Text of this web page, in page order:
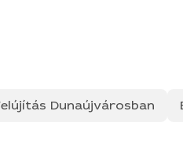
Dunaújvárosban